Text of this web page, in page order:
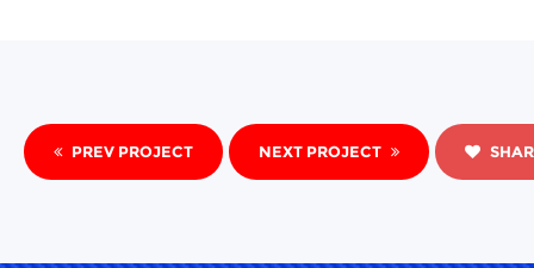
PREV PROJECT NEXT PROJECT